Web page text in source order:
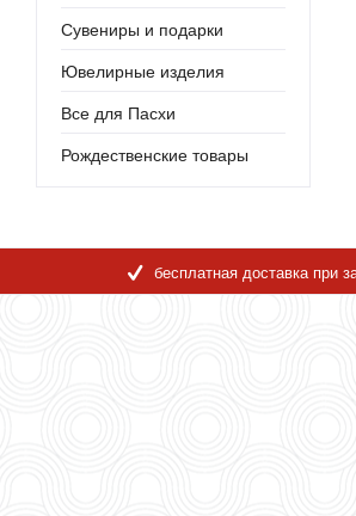
Сувениры и подарки
Ювелирные изделия
Все для Пасхи
Рождественские товары
бесплатная доставка при